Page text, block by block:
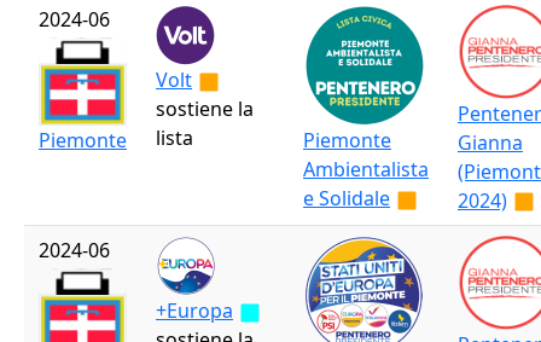
2024-06
Piemonte
Volt
sostiene la
lista
Piemonte
Ambientalista
e Solidale
Gianna
2024)
2024-06
+Europa